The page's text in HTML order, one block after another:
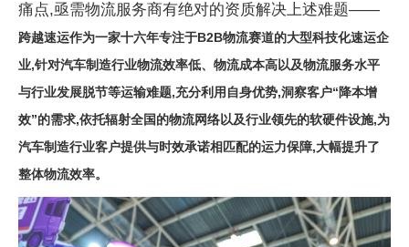
痛点,亟需物流服务商有绝对的资质解决上述难题——
跨越速运作为一家十六年专注于B2B物流赛道的大型科技化速运企
业,针对汽车制造行业物流效率低、物流成本高以及物流服务水平
与行业发展脱节等运输难题,充分利用自身优势,洞察客户“降本增
效”的需求,依托辐射全国的物流网络以及行业领先的软硬件设施,为
汽车制造行业客户提供与时效承诺相匹配的运力保障,大幅提升了
整体物流效率。